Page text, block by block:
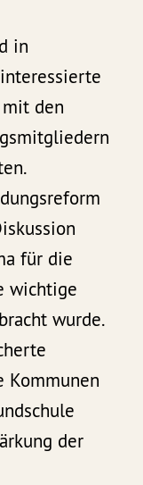
in
den
für die
wichtige
wurde.
Kommunen
der